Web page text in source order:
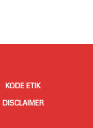
KODE ETIK
DISCLAIMER